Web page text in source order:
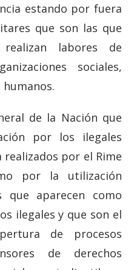
estando por fuera
que son las que
labores de
sociales,
humanos.
de la Nación que
por los ilegales
por el Rime
por la utilización
que aparecen como
ilegales y que son el
de procesos
de derechos